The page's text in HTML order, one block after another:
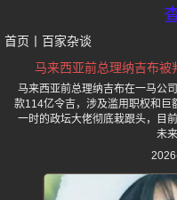
首页 百家杂谈
马来西亚前总理纳吉布被
马来西亚前总理纳吉布在一马公
款114亿令吉，涉及滥用职权和巨
一时的政坛大佬彻底栽跟头，目
未